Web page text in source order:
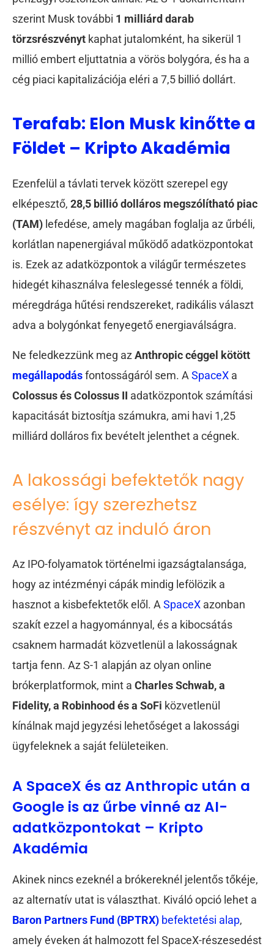
szerint Musk további 1 milliárd darab
törzsrészvényt kaphat jutalomként, ha sikerül 1
millió embert eljuttatnia a vörös bolygóra, és ha a
cég piaci kapitalizációja eléri a 7,5 billió dollárt.
Terafab: Elon Musk kinőtte a
Földet – Kripto Akadémia
Ezenfelül a távlati tervek között szerepel egy
elképesztő, 28,5 billió dolláros megszólítható piac
(TAM) lefedése, amely magában foglalja az űrbéli,
korlátlan napenergiával működő adatközpontokat
is. Ezek az adatközpontok a világűr természetes
hidegét kihasználva feleslegessé tennék a földi,
méregdrága hűtési rendszereket, radikális választ
adva a bolygónkat fenyegető energiaválságra.
Ne feledkezzünk meg az Anthropic céggel kötött
megállapodásfontosságáról sem. A SpaceX a
Colossus és Colossus II adatközpontok számítási
kapacitását biztosítja számukra, ami havi 1,25
milliárd dolláros fix bevételt jelenthet a cégnek.
A lakossági befektetők nagy
esélye: így szerezhetsz
részvényt az induló áron
Az IPO-folyamatok történelmi igazságtalansága,
hogy az intézményi cápák mindig lefölözik a
hasznot a kisbefektetők elől. ASpaceX azonban
szakít ezzel a hagyománnyal, és a kibocsátás
csaknem harmadát közvetlenül a lakosságnak
tartja fenn. Az S-1 alapján az olyan online
brókerplatformok, mint a Charles Schwab, a
Fidelity, a Robinhood és a SoFi közvetlenül
kínálnak majd jegyzési lehetőséget a lakossági
ügyfeleknek a saját felületeiken.
A SpaceX és az Anthropic után a
Google is az űrbe vinné az AI-
adatközpontokat – Kripto
Akadémia
Akinek nincs ezeknél a brókereknél jelentős tőkéje,
az alternatív utat is választhat. Kiváló opció lehet a
Baron Partners Fund (BPTRX) befektetési alap,
amely éveken át halmozott fel SpaceX-részesedést